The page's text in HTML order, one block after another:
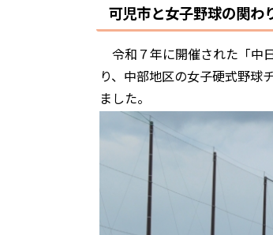
可児市と女子野球の関わ
令和７年に開催された「中
り、中部地区の女子硬式野球
ました。